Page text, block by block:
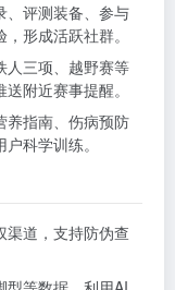
、评测装备、参与
形成活跃社群。
人三项、越野赛等
附近赛事提醒。
养指南、伤病预防
科学训练。
渠道，支持防伪查